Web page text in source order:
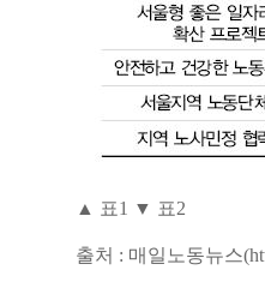
▲ 표1 ▼ 표2
출처 : 매일노동뉴스